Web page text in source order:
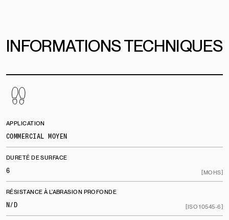
INFORMATIONS TECHNIQUES
APPLICATION
COMMERCIAL MOYEN
DURETÉ DE SURFACE
6
[MOHS]
RÉSISTANCE À L’ABRASION PROFONDE
N/D
[ISO 10545-6]